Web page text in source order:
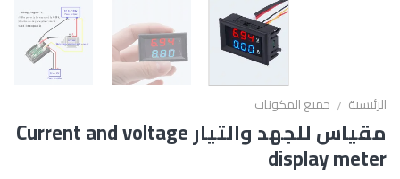
الرئيسية / جميع المكونات
مقياس للجهد والتيار Current and voltage
display meter